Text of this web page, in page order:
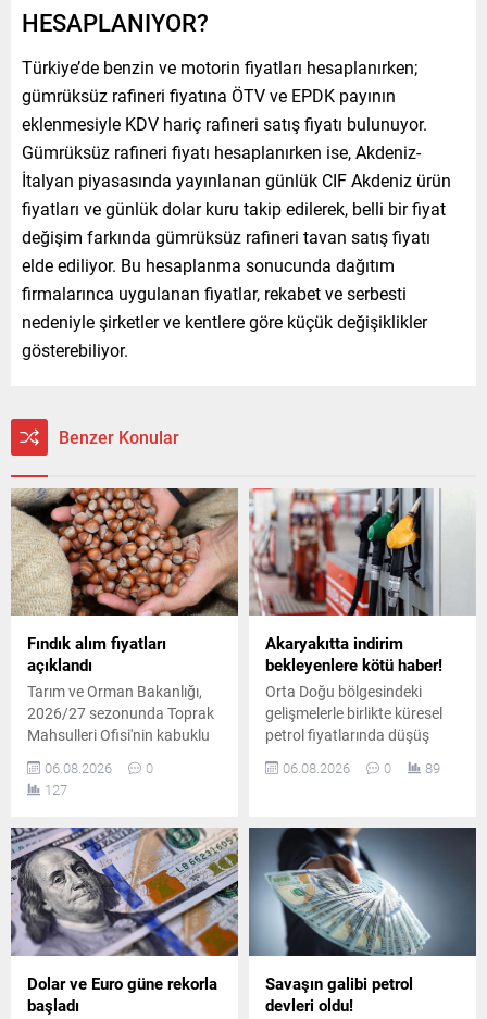
HESAPLANIYOR?
Türkiye’de benzin ve motorin fiyatları hesaplanırken;
gümrüksüz rafineri fiyatına ÖTV ve EPDK payının
eklenmesiyle KDV hariç rafineri satış fiyatı bulunuyor.
Gümrüksüz rafineri fiyatı hesaplanırken ise, Akdeniz-
İtalyan piyasasında yayınlanan günlük CIF Akdeniz ürün
fiyatları ve günlük dolar kuru takip edilerek, belli bir fiyat
değişim farkında gümrüksüz rafineri tavan satış fiyatı
elde ediliyor. Bu hesaplanma sonucunda dağıtım
firmalarınca uygulanan fiyatlar, rekabet ve serbesti
nedeniyle şirketler ve kentlere göre küçük değişiklikler
gösterebiliyor.
Benzer Konular
Fındık alım fiyatları
açıklandı
Tarım ve Orman Bakanlığı,
2026/27 sezonunda Toprak
Mahsulleri Ofisi'nin kabuklu
fındık alım fiyatlarını
duyurdu. Giresun kalite
fındık 255 lira, levant kalite
250 liradan alınacak.
06.08.2026
0
127
Akaryakıtta indirim
bekleyenlere kötü haber!
Orta Doğu bölgesindeki
gelişmelerle birlikte küresel
petrol fiyatlarında düşüş
yaşansa da iç piyasadaki
pompa fiyatları aynı kaldı.
vergi artışına aktarıldı.
06.08.2026 0 89
Dolar ve Euro güne rekorla
başladı
Savaşın galibi petrol
devleri oldu!